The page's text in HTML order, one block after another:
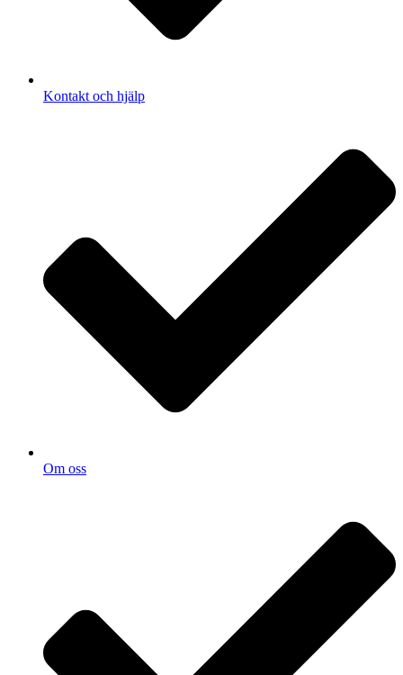
Kontakt och hjälp
Om oss